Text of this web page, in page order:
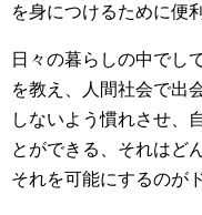
を身につけるために便
日々の暮らしの中でし
を教え、人間社会で出
しないよう慣れさせ、
とができる、それはど
それを可能にするのが